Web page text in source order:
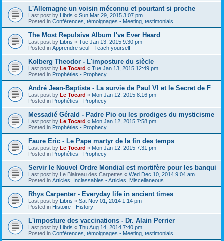
L'Allemagne un voisin méconnu et pourtant si proche
Last post by Libris « Sun Mar 29, 2015 3:07 pm
Posted in Conférences, témoignages - Meeting, testimonials
The Most Repulsive Album I've Ever Heard
Last post by Libris « Tue Jan 13, 2015 9:30 pm
Posted in Apprendre seul - Teach yourself
Kolberg Theodor - L'imposture du siècle
Last post by Le Tocard « Tue Jan 13, 2015 12:49 pm
Posted in Prophéties - Prophecy
André Jean-Baptiste - La survie de Paul VI et le Secret de F
Last post by Le Tocard « Mon Jan 12, 2015 8:16 pm
Posted in Prophéties - Prophecy
Messadié Gérald - Padre Pio ou les prodiges du mysticisme
Last post by Le Tocard « Mon Jan 12, 2015 7:58 pm
Posted in Prophéties - Prophecy
Faure Eric - Le Pape martyr de la fin des temps
Last post by Le Tocard « Mon Jan 12, 2015 7:31 pm
Posted in Prophéties - Prophecy
Servir le Nouvel Ordre Mondial est mortifère pour les banqui
Last post by Le Blaireau des Carpettes « Wed Dec 10, 2014 9:04 am
Posted in Articles, Inclassables - Articles, Miscellaneous
Rhys Carpenter - Everyday life in ancient times
Last post by Libris « Sat Nov 01, 2014 1:14 pm
Posted in Histoire - History
L'imposture des vaccinations - Dr. Alain Perrier
Last post by Libris « Thu Aug 14, 2014 7:40 pm
Posted in Conférences, témoignages - Meeting, testimonials